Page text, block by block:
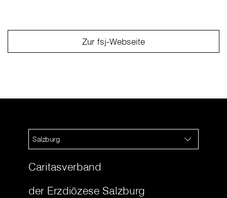
Zur fsj-Webseite
Salzburg
Caritasverband
der Erzdiözese Salzburg